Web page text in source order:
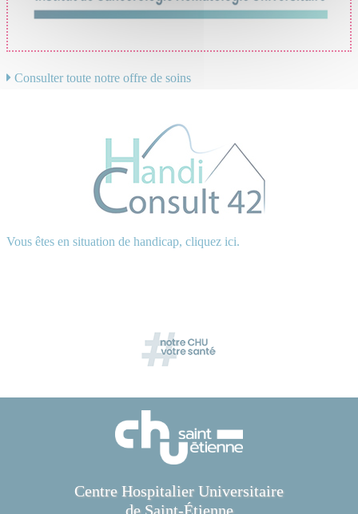
Consulter toute notre offre de soins
Vous êtes en situation de handicap, cliquez ici.
Centre Hospitalier Universitaire
de Saint-Étienne